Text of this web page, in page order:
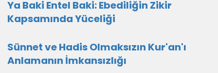
Ya Baki Entel Baki: Ebediliğin Zikir
Kapsamında Yüceliği
Sünnet ve Hadis Olmaksızın Kur'an'ı
Anlamanın İmkansızlığı